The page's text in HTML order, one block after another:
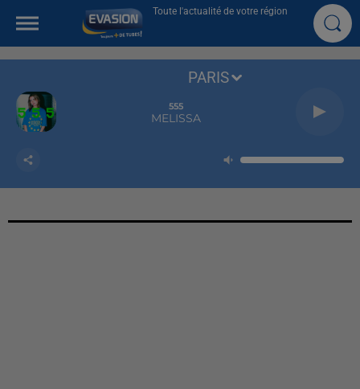
Toute l'actualité de votre région
555
MELISSA
PARIS